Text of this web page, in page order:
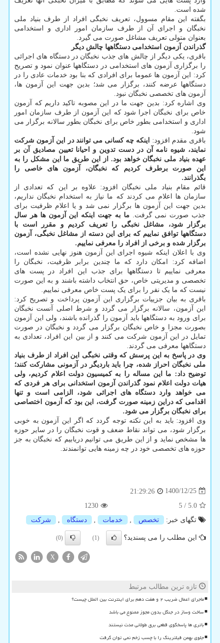
شده است.
بگفته این مقام مسوول، تعریف نخبگی افراد از طرف بنیاد ملی
نخبگان و اجرای آن از طرف سازمان امور اداری و استخدامی
بعنوان متولی تعریف مشاغل صورت می گیرد.
گذراندن آزمون استخدامی دستگاهها چالش دیگر
باقری، یکی دیگر از چالش های جذب نخبگان در دستگاه های اجرائی
را برگزاری آزمون های استخدامی در دستگاهها عنوان نمود و تصریح
کرد: این آزمون ها عموما برای افرادی که بنا بود خدمات عادی را در
دستگاهها عرضه کنند، برگزار می شد؛ بدین جهت این آزمون ها،
آزمون های تخصصی نخبگان نبود.
وی اشاره کرد: بدین جهت ما در این مصوبه تاکید داریم که آزمون
خاص برای نخبگان اجرا شود که این آزمون از طرف سازمان امور
اداری و استخدامی بطور خاص برای نخبگان بطور سالانه برگزار می
شود.
باقری مقدم افزود:
اینکه چه کسانی می توانند در این آزمون شرکت
نمایند، شیوه نامه آن در دست تدوین و احیانا تعیین مصادیق آن بر
عهده بنیاد ملی نخبگان خواهد بود. از این طریق ما این مشکل را به
این صورت برطرف کردیم که نخبگان، آزمون های خاصی را
بگذرانند.
قائم مقام بنیاد ملی نخبگان افزود: علاوه بر این که تعدادی از
سازمان ها اعلام می کردند که ما نیاز به استخدام نخبگان نداریم،
بدین جهت این آزمون ها برگزار نمی شد و یا اعلام ظرفیت برای
جذب صورت نمی گرفت. ما به جهت اینکه این آزمون ها هر سال
برگزار شود، مشاغل نخبگی را تعریف کردیم و مقرر است با
دستگاهها توافق نماییم که برای این دسته از مشاغل نخبگی، آزمون
برگزار شده و برخی از افراد را معرفی نماییم.
وی با اعلان اینکه شیوه اجرای این آزمون هنوز نهایی نشده است،
اضافه کرد: امکان دارد که ما چندین برابر ظرفیت، نخبگان را
معرفی نماییم تا دستگاهها برای جذب این افراد در پست های
تخصصی و مدیریتی خاص، حق انتخاب داشته باشند و به این صورت
نیست که ما یک نفر را برای یک پست خاص معرفی نماییم.
باقری به بیان جزییات برگزاری این آزمون پرداخت و تصریح کرد:
این آزمون، سالانه برگزار می گردد و شرط اصلی آنست نخبگان
برای ورود به دستگاهها باید آزمون را گذرانده باشند، ولی این آزمون
بصورت مجزا و خاص نخبگان برگزار می گردد و نخبگان در صورت
تمایل در این آزمون شرکت می کنند و از بین این افراد، تعدادی به
دستگاهها معرفی می گردند.
وی در پاسخ به این پرسش که وقتی نخبگی این افراد از طرف بنیاد
ملی نخبگان احراز شده، چرا باید باردیگر در آزمونی مشارکت کنند؛
توضیح داد: ما این مساله را به کمیسیون دولت اعلام کردیم، ولی
هیات دولت اعلام نمود گذراندن آزمون استخدانی برای هر فردی که
می خواهد وارد دستگاه های اجرائی شود، الزامی است و تنها
اقدامی که دراین زمینه صورت گرفت، این بود که آزمون اختصاصی
برای نخبگان برگزار می شود.
وی افزود: باید به این نکته توجه گردد که اگر این آزمون به خوبی
برگزار شود، می تواند نقاط ضعف و قوت نخبگان را در سایر حوزه
ها مشخص نماید و از این طریق می توانیم دریابیم که نخبگان به جز
حوزه های تخصصی خود در چه زمینه هایی توانمندند.
1400/12/25
21:29:26
5.0
/
5
1230
تگهای خبر:
تخصص خدمات دستگاه شركت
این مطلب را می پسندید؟ (1)
(0)
X
تازه ترین مطالب مرتبط
ماجرای اعمال ضریب ۲ و هفت دهم برای اینترنت بین الملل چیست؟
ساخت وساز در جنگل بدون مجوز ممنوع می باشد
باتری ها پاسخگوی قطعی برق طولانی مدت نیستند
جلوی بهمن فیلترینگ را با چسب زخم نمی توان گرفت